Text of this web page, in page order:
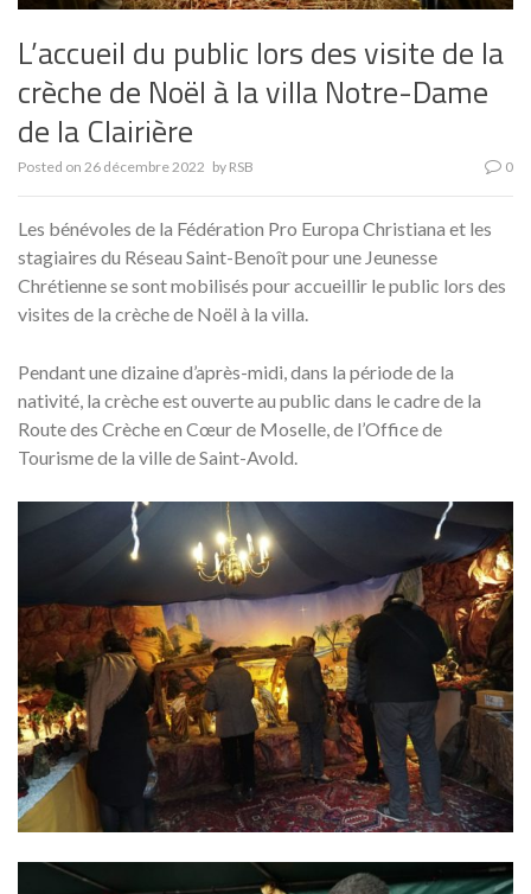
L’accueil du public lors des visite de la
crèche de Noël à la villa Notre-Dame
de la Clairière
Posted on 26 décembre 2022 by RSB 0
Les bénévoles de la Fédération Pro Europa Christiana et les
stagiaires du Réseau Saint-Benoît pour une Jeunesse
Chrétienne se sont mobilisés pour accueillir le public lors des
visites de la crèche de Noël à la villa.
Pendant une dizaine d’après-midi, dans la période de la
nativité, la crèche est ouverte au public dans le cadre de la
Route des Crèche en Cœur de Moselle, de l’Office de
Tourisme de la ville de Saint-Avold.